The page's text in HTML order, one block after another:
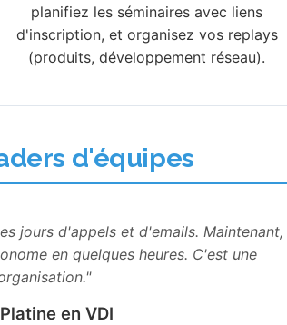
planifiez les séminaires avec liens
d'inscription, et organisez vos replays
(produits, développement réseau).
d'équipes
jours d'appels et d'emails. Maintenant,
en quelques heures. C'est une
en VDI